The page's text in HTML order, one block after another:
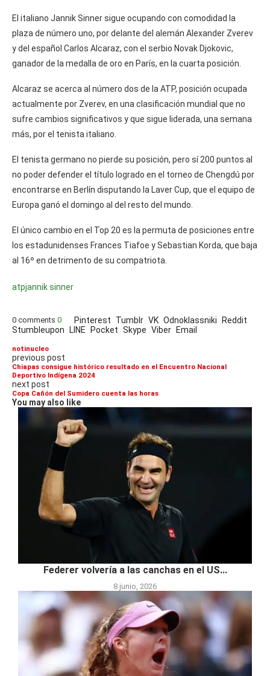
El italiano Jannik Sinner sigue ocupando con comodidad la
plaza de número uno, por delante del alemán Alexander Zverev
y del español Carlos Alcaraz, con el serbio Novak Djokovic,
ganador de la medalla de oro en París, en la cuarta posición.
Alcaraz se acerca al número dos de la ATP, posición ocupada
actualmente por Zverev, en una clasificación mundial que no
sufre cambios significativos y que sigue liderada, una semana
más, por el tenista italiano.
El tenista germano no pierde su posición, pero sí 200 puntos al
no poder defender el título logrado en el torneo de Chengdú por
encontrarse en Berlín disputando la Laver Cup, que el equipo de
Europa ganó el domingo al del resto del mundo.
El único cambio en el Top 20 es la permuta de posiciones entre
los estadunidenses Frances Tiafoe y Sebastian Korda, que baja
al 16º en detrimento de su compatriota.
atpjannik sinner
0 comments 0 Pinterest Tumblr VK Odnoklassniki
Reddit
Stumbleupon
LINE Pocket Skype Viber Email
notinucleo
previous post
Chiapas consigue histórico resultado en el Encuentro Nacional
Deportivo Indígena 2024
next post
Copa Cañón del Sumidero cuenta las horas
You may also like
Federer volvería a las canchas en el US...
8 junio, 2026